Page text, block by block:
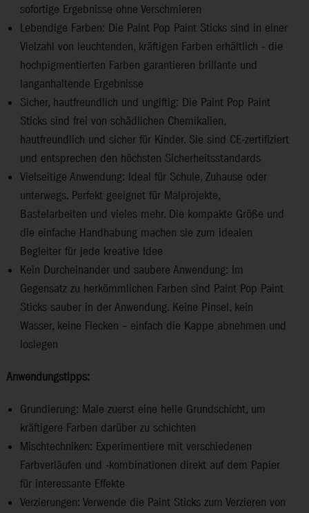
sofortige Ergebnisse ohne Verschmieren
Lebendige Farben: Die Paint Pop Paint Sticks sind in einer
Vielzahl von leuchtenden, kräftigen Farben erhältlich - die
hochpigmentierten Farben garantieren brillante und
langanhaltende Ergebnisse
Sicher, hautfreundlich und ungiftig: Die Paint Pop Paint
Sticks sind frei von schädlichen Chemikalien,
hautfreundlich und sicher für Kinder. Sie sind CE-zertifiziert
und entsprechen den höchsten Sicherheitsstandards
Vielseitige Anwendung: Ideal für Schule, Zuhause oder
unterwegs. Perfekt geeignet für Malprojekte,
Bastelarbeiten und vieles mehr. Die kompakte Größe und
die einfache Handhabung machen sie zum idealen
Begleiter für jede kreative Idee
Kein Durcheinander und saubere Anwendung: Im
Gegensatz zu herkömmlichen Farben sind Paint Pop Paint
Sticks sauber in der Anwendung. Keine Pinsel, kein
Wasser, keine Flecken – einfach die Kappe abnehmen und
loslegen
Anwendungstipps:
Grundierung: Male zuerst eine helle Grundschicht, um
kräftigere Farben darüber zu schichten
Mischtechniken: Experimentiere mit verschiedenen
Farbverläufen und -kombinationen direkt auf dem Papier
für interessante Effekte
Verzierungen: Verwende die Paint Sticks zum Verzieren von